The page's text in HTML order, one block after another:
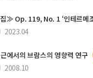
≫ Op. 119, No. 1 ‘인테르메
2023.04
에서의브람스의 영향력 연구
2008.10